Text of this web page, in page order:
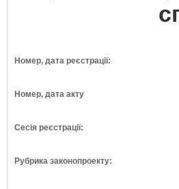
Номер, дата реєстрації:
Номер, дата акту
Сесія реєстрації:
Рубрика законопроекту: